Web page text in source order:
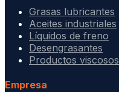
Grasas lubricantes
Aceites industriales
Líquidos de freno
Desengrasantes
Productos viscosos
Empresa